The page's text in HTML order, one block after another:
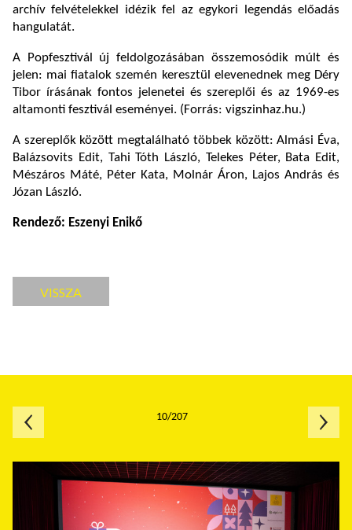
archív felvételekkel idézik fel az egykori legendás előadás
hangulatát.
A Popfesztivál új feldolgozásában összemosódik múlt és
jelen: mai fiatalok szemén keresztül elevenednek meg Déry
Tibor írásának fontos jelenetei és szereplői és az 1969-es
altamonti fesztivál eseményei. (Forrás: vigszinhaz.hu.)
A szereplők között megtalálható többek között: Almási Éva,
Balázsovits Edit, Tahi Tóth László, Telekes Péter, Bata Edit,
Mészáros Máté, Péter Kata, Molnár Áron, Lajos András és
Józan László.
Rendező: Eszenyi Enikő
VISSZA
10/207